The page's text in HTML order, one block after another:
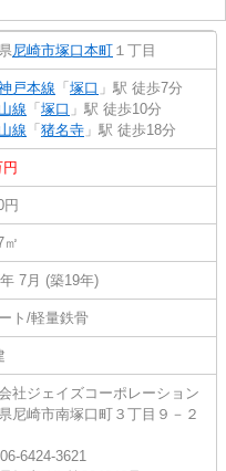
尼崎市塚口本町 １丁目
戸本線 「 塚口 」駅 徒歩7分
線 「 塚口 」駅 徒歩10分
線 「 猪名寺 」駅 徒歩18分
円
㎡
7月 (築19年)
ト/軽量鉄骨
社ジェイズコーポレーション
尼崎市南塚口町３丁目９－２
6424-3621